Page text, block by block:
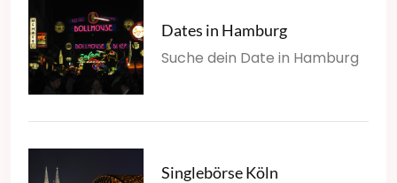
Dates in Hamburg
Suche dein Date in Hamburg
Singlebörse Köln